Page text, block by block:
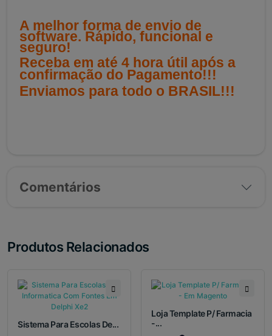
A melhor forma de envio de
software. Rápido, funcional e
seguro!
Receba em até 4 hora útil após a
confirmação do Pagamento!!!
Enviamos para todo o BRASIL!!!
Comentários
Produtos Relacionados
Sistema Para Escolas De...
Loja Template P/ Farmacia
-...